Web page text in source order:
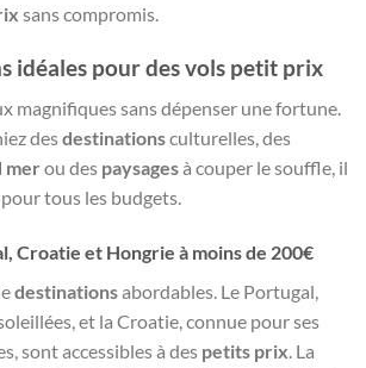
sans compromis.
idéales pour des vols petit prix
magnifiques sans dépenser une fortune.
desdestinationsculturelles, des
mer ou des paysagesà couper le souffle, il
tous les budgets.
Croatie et Hongrie à moins de 200€
destinationsabordables. Le Portugal,
et la Croatie, connue pour ses
sont accessibles à des petits prix. La